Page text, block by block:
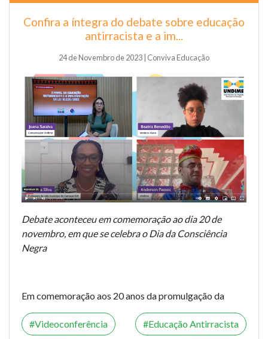
Confira a íntegra do debate sobre educação
antirracista e a im...
24 de Novembro de 2023 | Conviva Educação
Debate aconteceu em comemoração ao dia 20 de
novembro, em que se celebra o Dia da Consciência
Negra
Em comemoração aos 20 anos da promulgação da
Videoconferência Educação Antirracista